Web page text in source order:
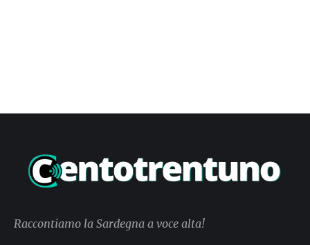
Raccontiamo la Sardegna a voce alta!